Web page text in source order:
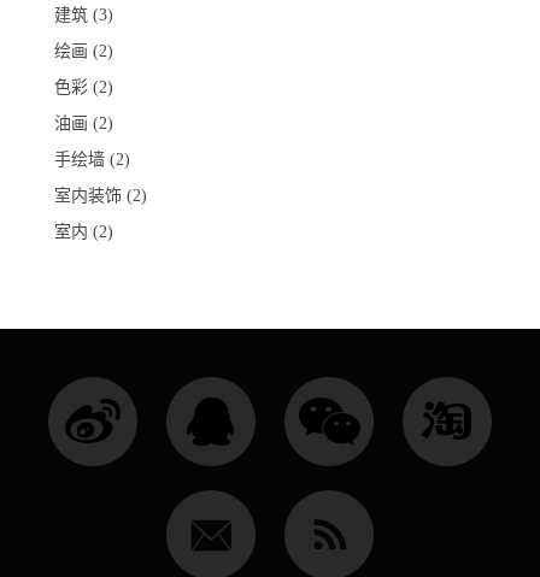
建筑 (3)
绘画 (2)
色彩 (2)
油画 (2)
手绘墙 (2)
室内装饰 (2)
室内 (2)